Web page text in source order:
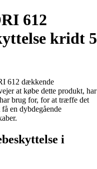
612
kridt 5
612 dækkende
at købe dette produkt, har
brug for, for at træffe det
en dybdegående
i